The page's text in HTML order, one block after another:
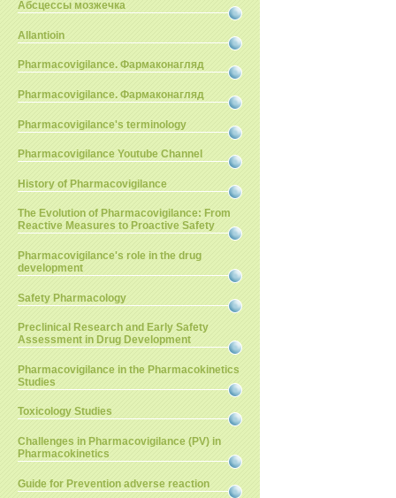
Абсцессы мозжечка
Allantioin
Pharmacovigilance. Фармаконагляд
Pharmacovigilance. Фармаконагляд
Pharmacovigilance's terminology
Pharmacovigilance Youtube Channel
History of Pharmacovigilance
The Evolution of Pharmacovigilance: From
Reactive Measures to Proactive Safety
Pharmacovigilance's role in the drug
development
Safety Pharmacology
Preclinical Research and Early Safety
Assessment in Drug Development
Pharmacovigilance in the Pharmacokinetics
Studies
Toxicology Studies
Challenges in Pharmacovigilance (PV) in
Pharmacokinetics
Guide for Prevention adverse reaction